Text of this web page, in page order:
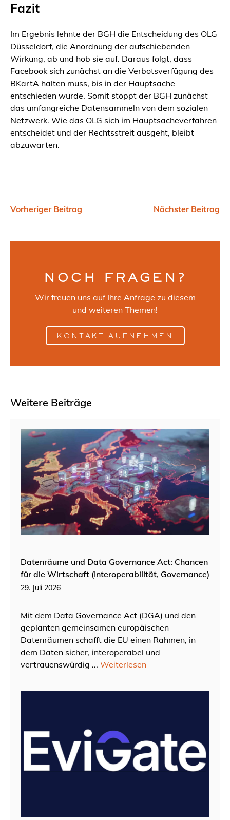
Fazit
Im Ergebnis lehnte der BGH die Entscheidung des OLG
Düsseldorf, die Anordnung der aufschiebenden
Wirkung, ab und hob sie auf. Daraus folgt, dass
Facebook sich zunächst an die Verbotsverfügung des
BKartA halten muss, bis in der Hauptsache
entschieden wurde. Somit stoppt der BGH zunächst
das umfangreiche Datensammeln von dem sozialen
Netzwerk. Wie das OLG sich im Hauptsacheverfahren
entscheidet und der Rechtsstreit ausgeht, bleibt
abzuwarten.
Vorheriger Beitrag Nächster Beitrag
NOCH FRAGEN?
Wir freuen uns auf Ihre Anfrage zu diesem
und weiteren Themen!
KONTAKT AUFNEHMEN
Weitere Beiträge
Datenräume und Data Governance Act: Chancen
für die Wirtschaft (Interoperabilität, Governance)
29. Juli 2026
Mit dem Data Governance Act (DGA) und den
geplanten gemeinsamen europäischen
Datenräumen schafft die EU einen Rahmen, in
dem Daten sicher, interoperabel und
vertrauenswürdig ... Weiterlesen